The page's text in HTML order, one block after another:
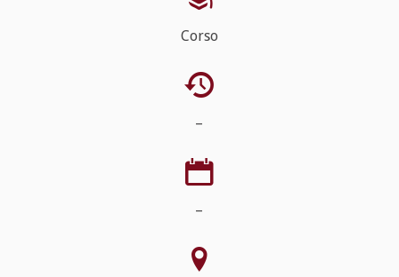
Corso
–
–